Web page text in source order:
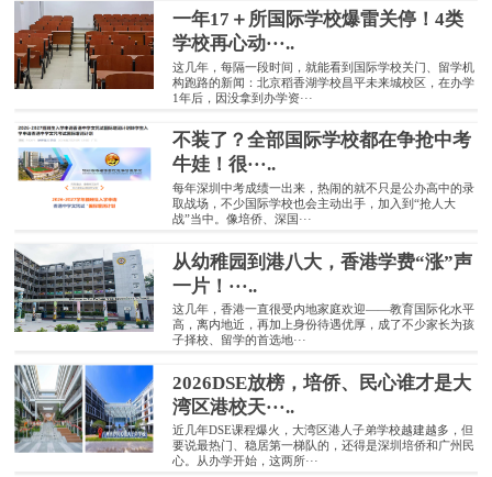
一年17＋所国际学校爆雷关停！4类
学校再心动···..
这几年，每隔一段时间，就能看到国际学校关门、留学机
构跑路的新闻：北京稻香湖学校昌平未来城校区，在办学
1年后，因没拿到办学资···
不装了？全部国际学校都在争抢中考
牛娃！很···..
每年深圳中考成绩一出来，热闹的就不只是公办高中的录
取战场，不少国际学校也会主动出手，加入到“抢人大
战”当中。像培侨、深国···
从幼稚园到港八大，香港学费“涨”声
一片！···..
这几年，香港一直很受内地家庭欢迎——教育国际化水平
高，离内地近，再加上身份待遇优厚，成了不少家长为孩
子择校、留学的首选地···
2026DSE放榜，培侨、民心谁才是大
湾区港校天···..
近几年DSE课程爆火，大湾区港人子弟学校越建越多，但
要说最热门、稳居第一梯队的，还得是深圳培侨和广州民
心。从办学开始，这两所···